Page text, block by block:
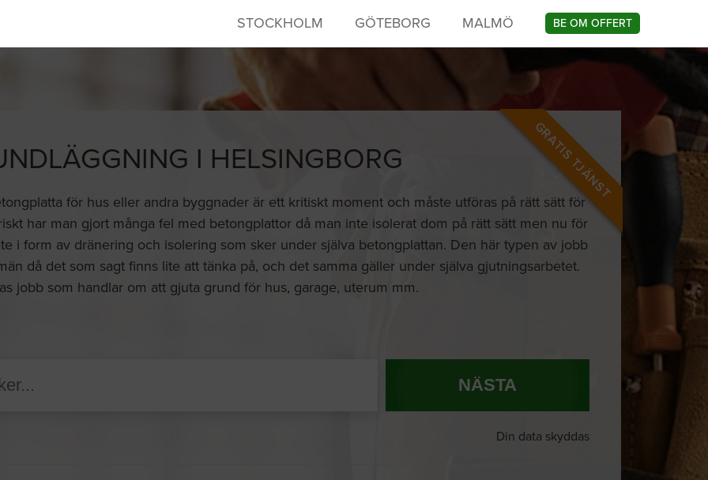
STOCKHOLM GÖTEBORG MALMÖ BE OM OFFERT
GRATIS TJÄNST
I HELSINGBORG
för hus eller andra byggnader är ett kritiskt moment och måste utföras på rätt sätt för
har man gjort många fel med betongplattor då man inte isolerat dom på rätt sätt men nu för
i form av dränering och isolering som sker under själva betongplattan. Den här typen av jobb
då det som sagt finns lite att tänka på, och det samma gäller under själva gjutningsarbetet.
jobb som handlar om att gjuta grund för hus, garage, uterum mm.
NÄSTA
Din data skyddas